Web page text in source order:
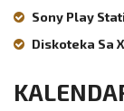
Sony Play
Diskoteka Sa